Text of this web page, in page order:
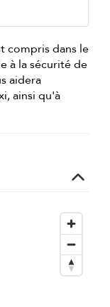
compris dans le
à la sécurité de
aidera
ainsi qu'à